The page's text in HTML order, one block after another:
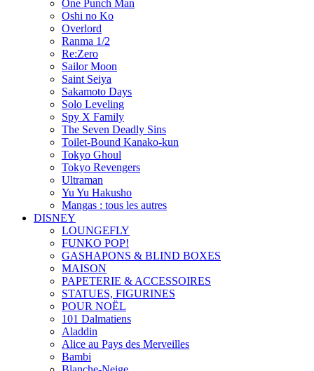
One Punch Man
Oshi no Ko
Overlord
Ranma 1/2
Re:Zero
Sailor Moon
Saint Seiya
Sakamoto Days
Solo Leveling
Spy X Family
The Seven Deadly Sins
Toilet-Bound Kanako-kun
Tokyo Ghoul
Tokyo Revengers
Ultraman
Yu Yu Hakusho
Mangas : tous les autres
DISNEY
LOUNGEFLY
FUNKO POP!
GASHAPONS & BLIND BOXES
MAISON
PAPETERIE & ACCESSOIRES
STATUES, FIGURINES
POUR NOËL
101 Dalmatiens
Aladdin
Alice au Pays des Merveilles
Bambi